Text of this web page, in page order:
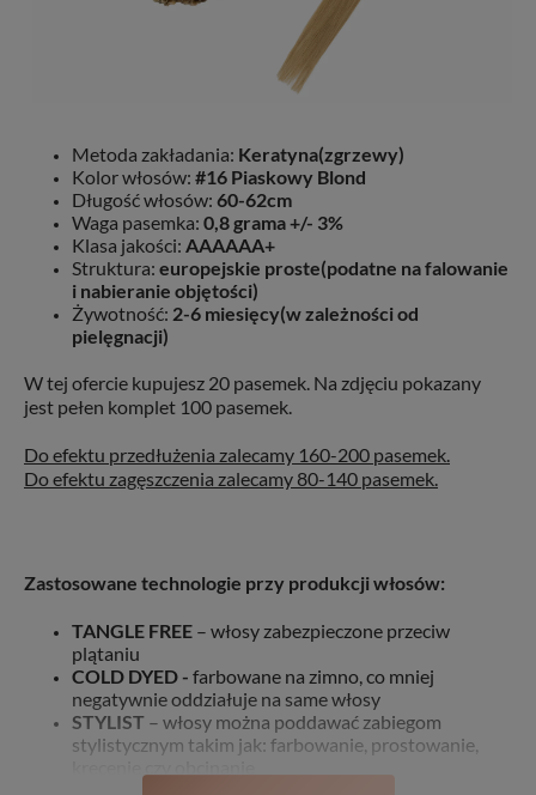
Metoda zakładania: Keratyna(zgrzewy)
Kolor włosów: #16 Piaskowy Blond
Długość włosów: 60-62cm
Waga pasemka: 0,8 grama +/- 3%
Klasa jakości: AAAAAA+
Struktura: europejskie proste(podatne na falowanie
i nabieranie objętości)
Żywotność: 2-6 miesięcy(w zależności od
pielęgnacji)
W tej ofercie kupujesz 20 pasemek. Na zdjęciu pokazany
jest pełen komplet 100 pasemek.
Do efektu przedłużenia zalecamy 160-200 pasemek.
Do efektu zagęszczenia zalecamy 80-140 pasemek.
Zastosowane technologie przy produkcji włosów:
TANGLE FREE – włosy zabezpieczone przeciw
plątaniu
COLD DYED - farbowane na zimno, co mniej
negatywnie oddziałuje na same włosy
STYLIST – włosy można poddawać zabiegom
stylistycznym takim jak: farbowanie, prostowanie,